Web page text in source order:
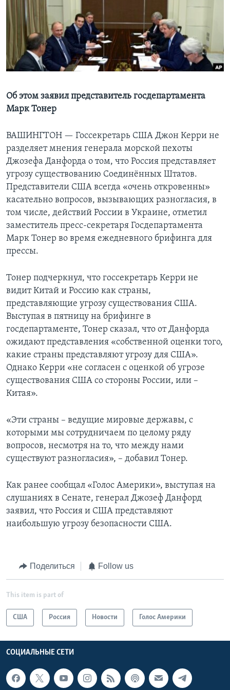
Learning English
СОЦИАЛЬНЫЕ СЕТИ
Языки
Об этом заявил представитель госдепартамента
Марк Тонер
ВАШИНГТОН — Госсекретарь США Джон Керри не
разделяет мнения генерала морской пехоты
Джозефа Данфорда о том, что Россия представляет
угрозу существованию Соединённых Штатов.
Представители США всегда «очень откровенны»
касательно вопросов, вызывающих разногласия, в
том числе, действий России в Украине, отметил
заместитель пресс-секретаря Госдепартамента
Марк Тонер во время ежедневного брифинга для
прессы.
Тонер подчеркнул, что госсекретарь Керри не
видит Китай и Россию как страны,
представляющие угрозу существования США.
Выступая в пятницу на брифинге в
госдепартаменте, Тонер сказал, что от Данфорда
ожидают представления «собственной оценки того,
какие страны представляют угрозу для США».
Однако Керри «не согласен с оценкой об угрозе
существования США со стороны России, или –
Китая».
«Эти страны – ведущие мировые державы, с
которыми мы сотрудничаем по целому ряду
вопросов, несмотря на то, что между нами
существуют разногласия», – добавил Тонер.
Как ранее сообщал «Голос Америки», выступая на
слушаниях в Сенате, генерал Джозеф Данфорд
заявил, что Россия и США представляют
наибольшую угрозу безопасности США.
Поделиться Follow us
This item is part of
США Россия Новости Голос Америки
СОЦИАЛЬНЫЕ СЕТИ